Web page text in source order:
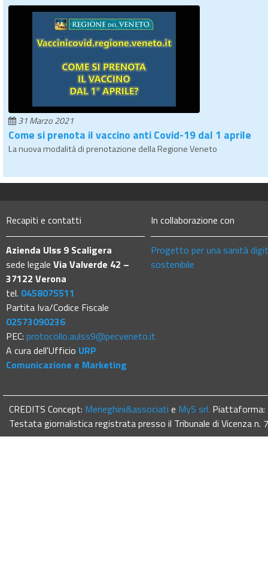
31 Marzo 2021
Come si prenota il vaccino anti Covid-19 dal 1 aprile
La nuova modalità di prenotazione della Regione Veneto
Recapiti e contatti
Azienda Ulss 9 Scaligera
sede legale Via Valverde 42 –
37122 Verona
tel. 0458075511
Partita Iva/Codice Fiscale
02573090236
PEC: protocollo.aulss9@pecveneto.it
A cura dell'Ufficio URP
Comunicazione e Marketing
In collaborazione con
Progetto per una sanità
sostenibile
CREDITS Concept: Meneghini&associati e MyS srl. Piattaforma:
Testata giornalistica registrata presso il Tribunale di Vicenza n.